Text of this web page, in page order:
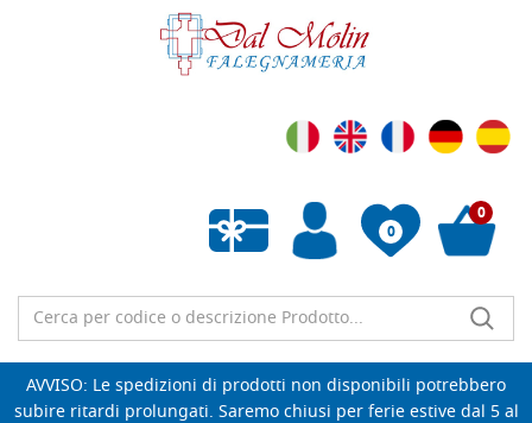
0
Wishlist vuota
0
AVVISO: Le spedizioni di prodotti non disponibili potrebbero
subire ritardi prolungati. Saremo chiusi per ferie estive dal 5 al